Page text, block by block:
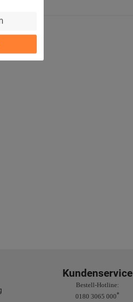
Kundenservice
Bestell-Hotline:
0180 3065 000*